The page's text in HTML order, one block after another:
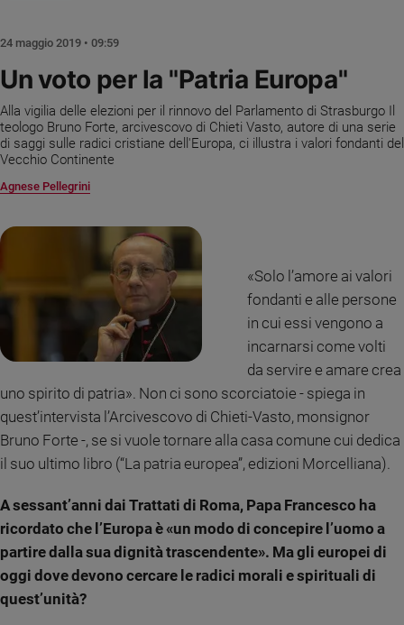
e
Santi
Devozione
fede
Società
valori
Ambiente
Diritti
Aziende
valore
Caso
della
Un voto per la "Patria Europa"
Alla vigilia delle elezioni per il rinnovo del Parlamento di Strasburgo Il
teologo Bruno Forte, arcivescovo di Chieti Vasto, autore di una serie
di saggi sulle radici cristiane dell'Europa, ci illustra i valori fondanti del
Vecchio Continente
Agnese Pellegrini
24 maggio 2019 • 09:59
«Solo l’amore ai valori
fondanti e alle persone
in cui essi vengono a
incarnarsi come volti
da servire e amare crea
uno spirito di patria». Non ci sono scorciatoie - spiega in
quest’intervista l’Arcivescovo di Chieti-Vasto, monsignor
Bruno Forte -, se si vuole tornare alla casa comune cui dedica
il suo ultimo libro (“La patria europea”, edizioni Morcelliana).
A sessant’anni dai Trattati di Roma, Papa Francesco ha
ricordato che l’Europa è «un modo di concepire l’uomo a
partire dalla sua dignità trascendente». Ma gli europei di
oggi dove devono cercare le radici morali e spirituali di
quest’unità?